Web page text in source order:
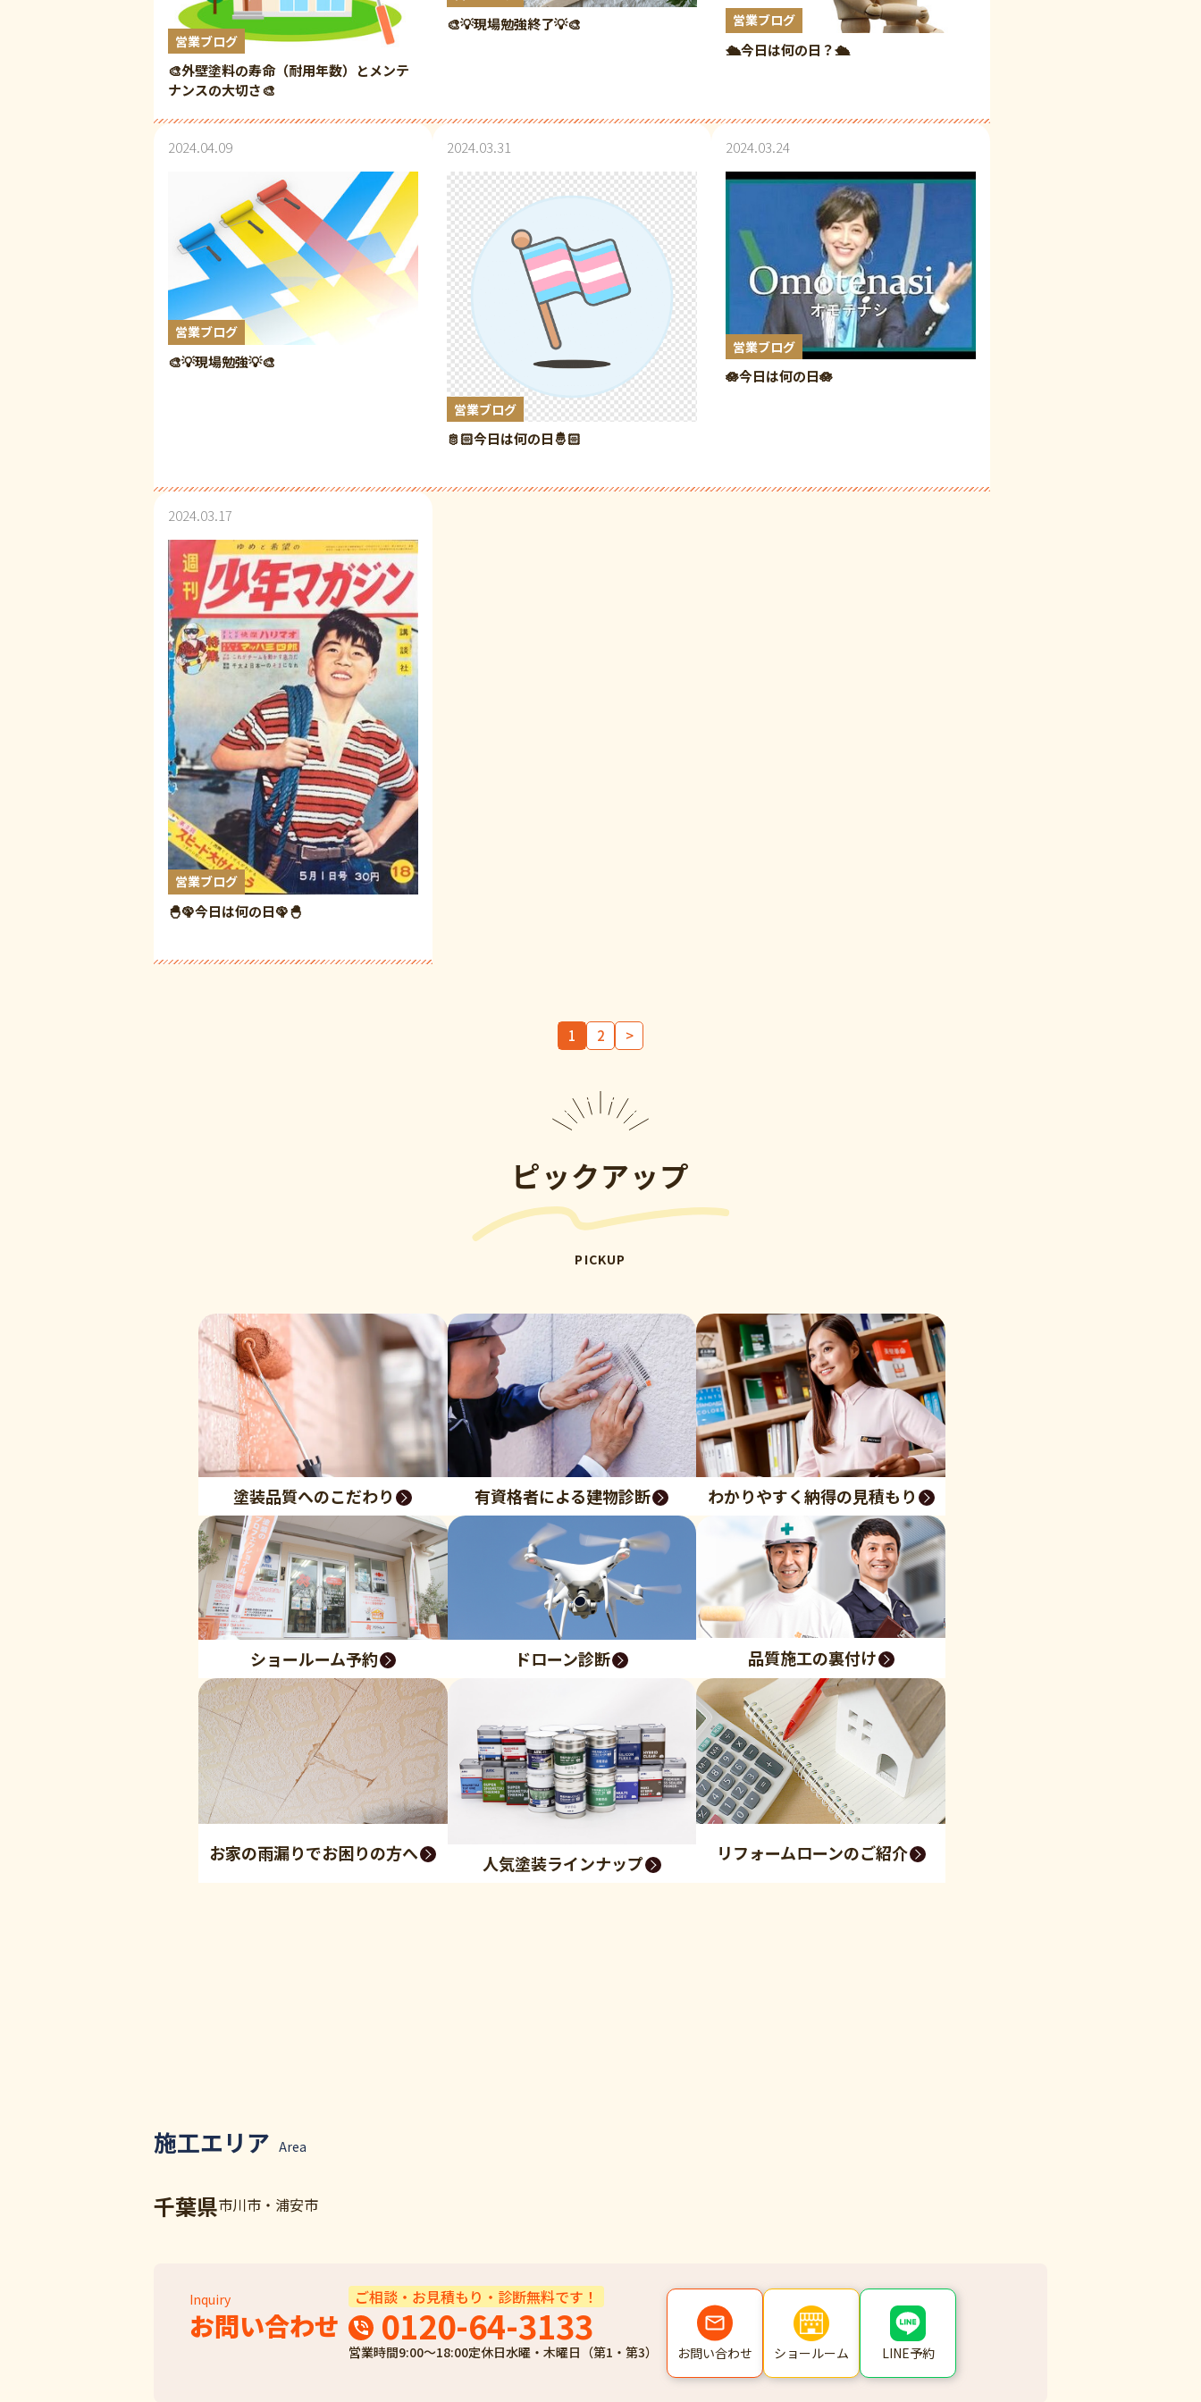
営業ブログ
🎨外壁塗料の寿命（耐用年数）とメンテ
ナンスの大切さ🎨
🎨💡現場勉強終了💡🎨 営業ブログ
🛳️今日は何の日？🛳️
2024.04.09
営業ブログ
🎨💡現場勉強💡🎨
2024.03.31
営業ブログ
🫅🏻今日は何の日🤴🏻
2024.03.24
営業ブログ
🪷今日は何の日🪷
2024.03.17
営業ブログ
🐣🦚今日は何の日🦚🐣
1 2 >
ピックアップ
PICKUP
塗装品質へのこだわり 有資格者による建物診断 わかりやすく納得の見積もり
ショールーム予約 ドローン診断 品質施工の裏付け
お家の雨漏りでお困りの方へ 人気塗装ラインナップ リフォームローンのご紹介
施工エリア Area
千葉県市川市・浦安市
お問い合わせ
Inquiry ご相談・お見積もり・診断無料です！
0120-64-3133
営業時間9:00～18:00定休日水曜・木曜日（第1・第3） お問い合わせ ショールーム LINE予約